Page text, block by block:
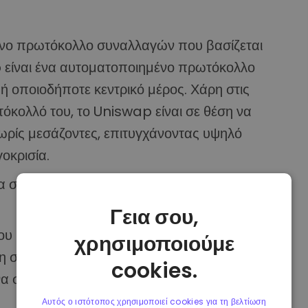
πρωτόκολλο συναλλαγών που βασίζεται
ένα αυτοματοποιημένο πρωτόκολλο
οποιοδήποτε κεντρικό μέρος. Χάρη στις
του, το Uniswap είναι σε θέση να
μεσάζοντες, επιτυγχάνοντας υψηλό
οι συναλλαγές χωρίς ένα βιβλίο
σε παρόχους ρευστότητας που
παρέχουν ρευστότητα σε ολόκληρη
συναλλάσσονται απρόσκοπτα με
Γεια σου,
χρησιμοποιούμε
cookies.
Αυτός ο ιστότοπος χρησιμοποιεί cookies για τη βελτίωση